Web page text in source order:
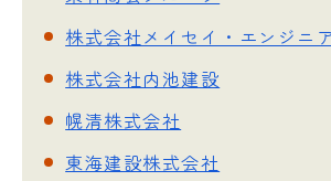
株式会社メイセイ・エンジニ
株式会社内池建設
幌清株式会社
東海建設株式会社